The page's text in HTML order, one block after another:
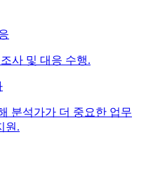
사 및 대응 수행.
분석가가 더 중요한 업무
원.